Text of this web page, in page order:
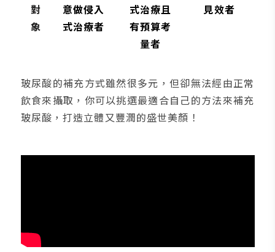
對
象
意做侵入
式治療者
式治療且
有預算考
量者
見效者
玻尿酸的補充方式雖然很多元，但卻無法經由正常
飲食來攝取，你可以挑選最適合自己的方法來補充
玻尿酸，打造立體又豐潤的盛世美顏！